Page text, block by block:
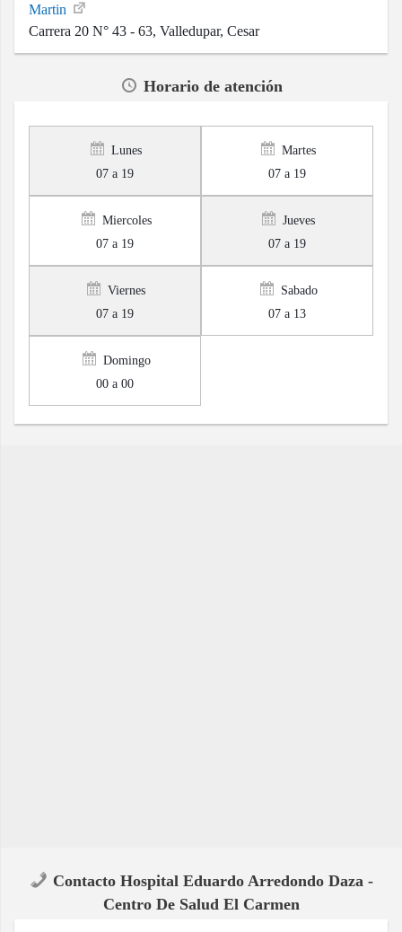
Martin
Carrera 20 N° 43 - 63, Valledupar, Cesar
Horario de atención
Lunes
07 a 19
Martes
07 a 19
Miercoles
07 a 19
Jueves
07 a 19
Viernes
07 a 19
Sabado
07 a 13
Domingo
00 a 00
Contacto Hospital Eduardo Arredondo Daza -
Centro De Salud El Carmen